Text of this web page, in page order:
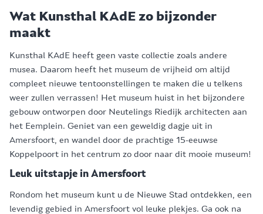
Wat Kunsthal KAdE zo bijzonder
maakt
Kunsthal KAdE heeft geen vaste collectie zoals andere
musea. Daarom heeft het museum de vrijheid om altijd
compleet nieuwe tentoonstellingen te maken die u telkens
weer zullen verrassen! Het museum huist in het bijzondere
gebouw ontworpen door Neutelings Riedijk architecten aan
het Eemplein. Geniet van een geweldig dagje uit in
Amersfoort, en wandel door de prachtige 15-eeuwse
Koppelpoort in het centrum zo door naar dit mooie museum!
Leuk uitstapje in Amersfoort
Rondom het museum kunt u de Nieuwe Stad ontdekken, een
levendig gebied in Amersfoort vol leuke plekjes. Ga ook na